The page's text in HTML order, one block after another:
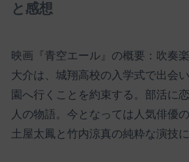
と感想
映画『青空エール』の概要：吹奏
大介は、城翔高校の入学式で出会
園へ行くことを約束する。部活に
人の物語。今となっては人気俳優
土屋太鳳と竹内涼真の純粋な演技に